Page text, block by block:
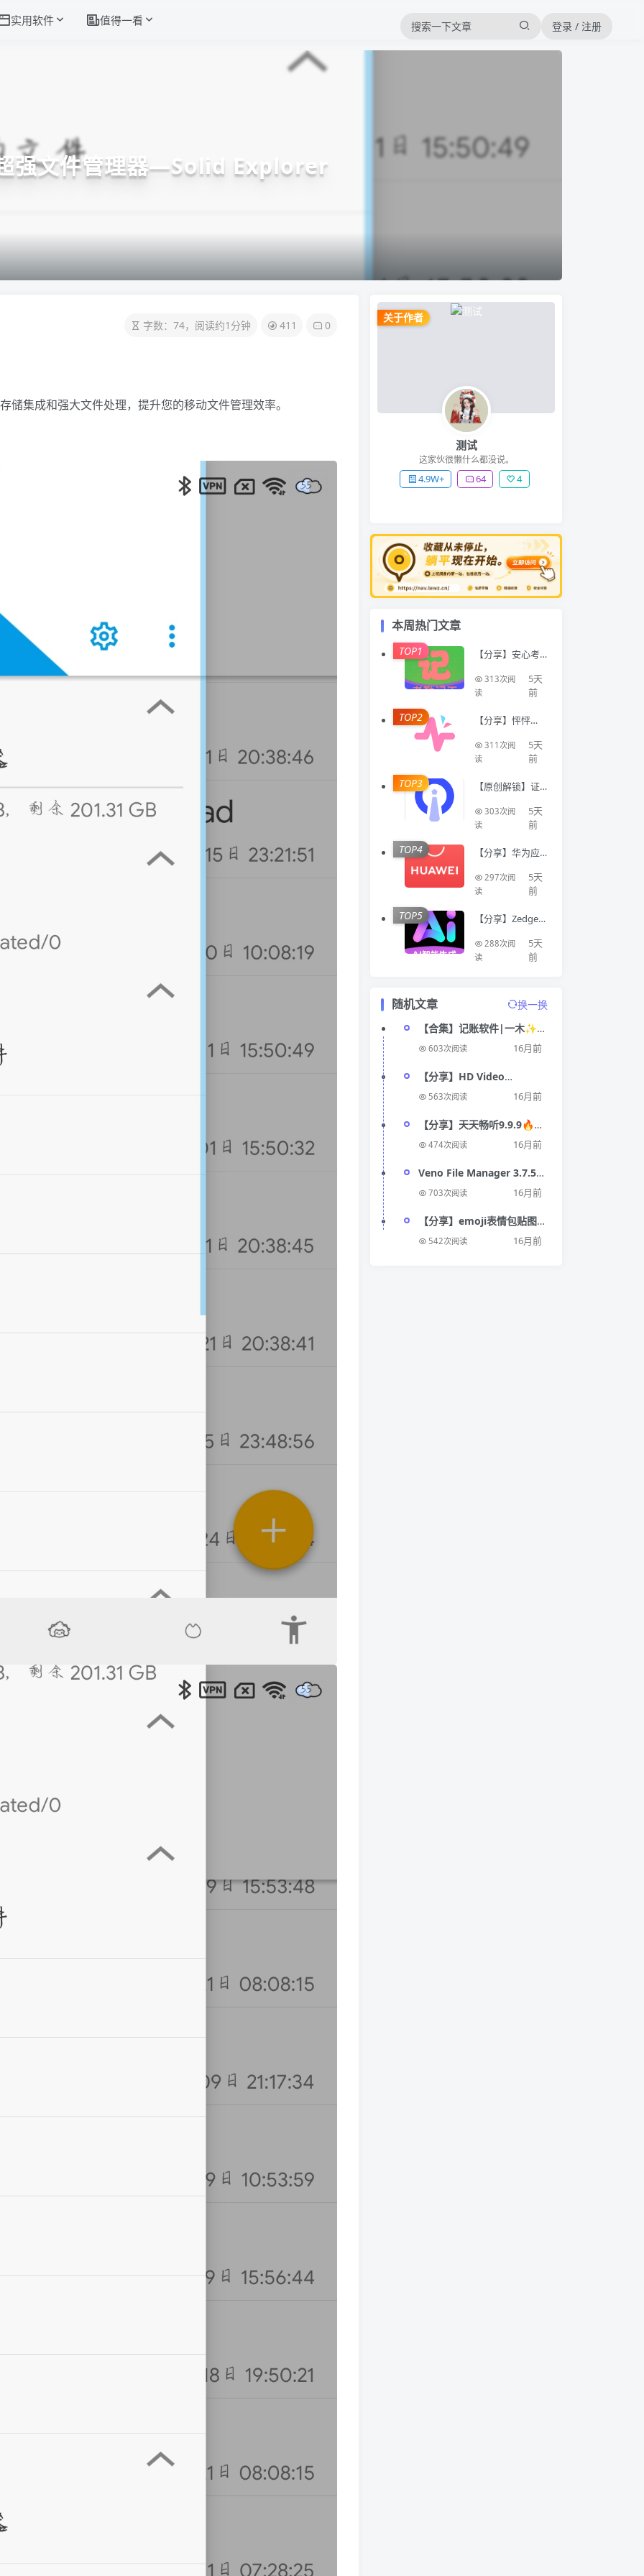
实用软件 值得一看 登录 / 注册
强文件管理器—Solid Explorer
字数：74，阅读约1分钟 411 0
储集成和强大文件处理，提升您的移动文件管理效率。
关于作者
测试
这家伙很懒什么都没说。
4.9W+ 64 4
本周热门文章
TOP1
【分享】安心考
记工时统计出勤
数据
313次阅
读
5天
前
TOP2
【分享】怦怦🔥A
恋人多模态互动
聊天工具🔥
311次阅
读
5天
前
TOP3
【原创解锁】证
会员🔥标准尺寸
换底色美颜证件
303次阅
读
5天
前
TOP4
【分享】华为应
不限制下载国际
软件⭕免登录
297次阅
读
5天
前
TOP5
【分享】Zedge人
锁版⭐免费不限
次Ai生成⭐
288次阅
读
5天
前
随机文章
换一换
【合集】记账软件|一木✨咔
皮✨Bilibook⭕自动记账🔥
603次阅读 16月前
【分享】HD Video
Converte超300+视频格式转
563次阅读 16月前
【分享】天天畅听9.9.9🔥可
听可下无损的音乐神器~无广
474次阅读 16月前
Veno File Manager 3.7.5
极简的网盘程序汉
703次阅读 16月前
【分享】emoji表情包贴图
1.4.4.5🔥DIY表情包神器
542次阅读 16月前